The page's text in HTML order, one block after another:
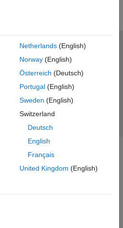
Netherlands(English)
Norway(English)
Österreich (Deutsch)
Portugal(English)
Sweden (English)
Switzerland
Deutsch
English
Français
United Kingdom (English)
プライバシー ポリシー
ケーション ステータス
Inc.